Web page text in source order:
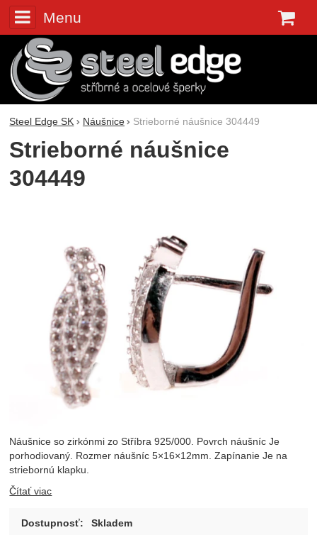
Menu
Steel Edge SK Náušnice Strieborné náušnice 304449
Strieborné náušnice
304449
Náušnice so zirkónmi zo Stříbra 925/000. Povrch náušníc Je
porhodiovaný. Rozmer náušníc 5×16×12mm. Zapínanie Je na
striebornú klapku.
Čítať viac
Dostupnosť: Skladem